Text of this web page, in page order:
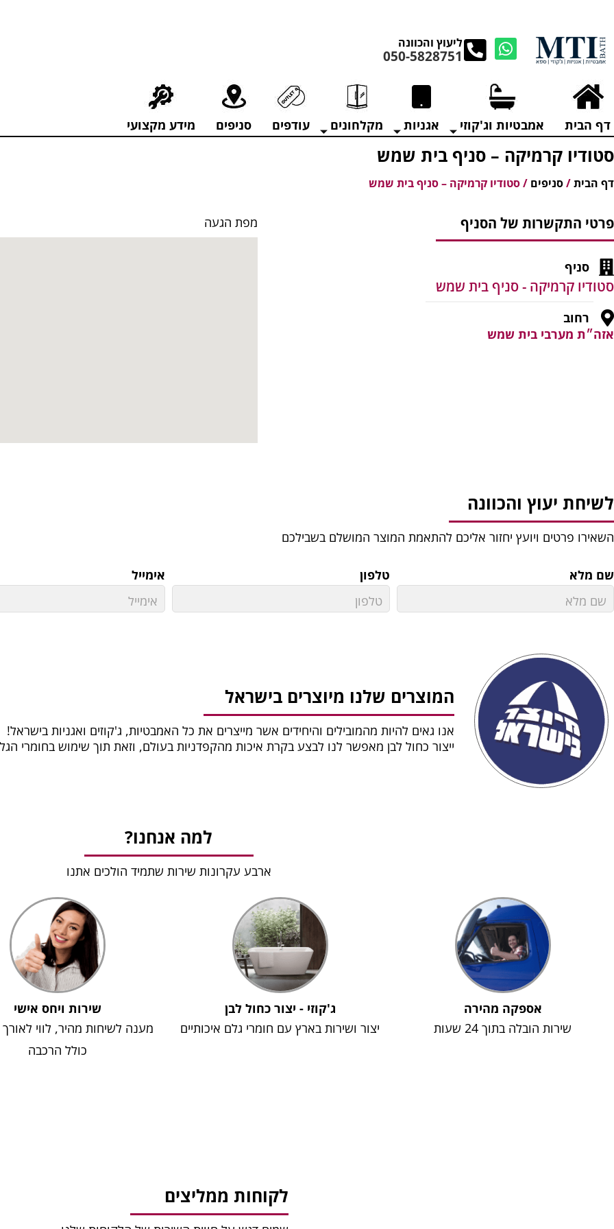
ליעוץ והכוונה
050-5828751
דף הבית אמבטיות וג'קוזי אגניות מקלחונים עודפים סניפים מידע מקצועי
סטודיו קרמיקה – סניף בית שמש
דף הבית/סניפים /סטודיו קרמיקה – סניף בית שמש
פרטי התקשרות של הסניף
סניף
סטודיו קרמיקה - סניף בית שמש
רחוב
אזה״ת מערבי בית שמש
מפת הגעה
לשיחת יעוץ והכוונה
השאירו פרטים ויועץ יחזור אליכם להתאמת המוצר המושלם בשבילכם
שם מלא טלפון
אימייל
המוצרים שלנו מיוצרים בישראל
אנו גאים להיות מהמובילים והיחידים אשר מייצרים את כל האמבטיות, ג'קוזים ואגניות בישראל!
ייצור כחול לבן מאפשר לנו לבצע בקרת איכות מהקפדניות בעולם, וזאת תוך שימוש בחומרי
למה אנחנו?
ארבע עקרונות שירות שתמיד הולכים אתנו
אספקה מהירה
שירות הובלה בתוך 24 שעות
ג'קוזי - יצור כחול לבן
יצור ושירות בארץ עם חומרי גלם איכותיים
שירות ויחס אישי
מענה לשיחות מהיר, לווי
כולל הרכבה
לקוחות ממליצים